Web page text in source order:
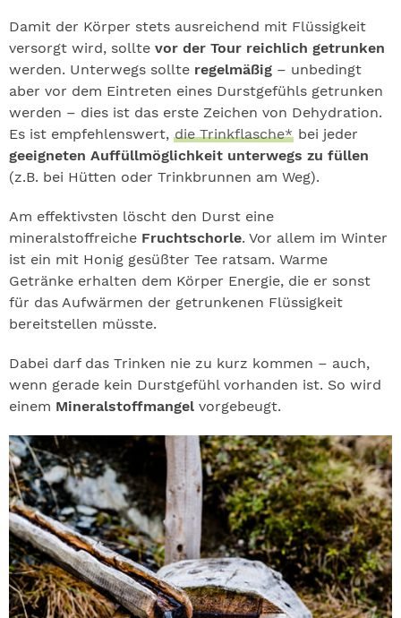
Damit der Körper stets ausreichend mit Flüssigkeit
versorgt wird, sollte vor der Tour reichlich getrunken
werden. Unterwegs sollte regelmäßig – unbedingt
aber vor dem Eintreten eines Durstgefühls getrunken
werden – dies ist das erste Zeichen von Dehydration.
Es ist empfehlenswert, die Trinkflasche* bei jeder
geeigneten Auffüllmöglichkeit unterwegs zu füllen
(z.B. bei Hütten oder Trinkbrunnen am Weg).
Am effektivsten löscht den Durst eine
mineralstoffreiche Fruchtschorle. Vor allem im Winter
ist ein mit Honig gesüßter Tee ratsam. Warme
Getränke erhalten dem Körper Energie, die er sonst
für das Aufwärmen der getrunkenen Flüssigkeit
bereitstellen müsste.
Dabei darf das Trinken nie zu kurz kommen – auch,
wenn gerade kein Durstgefühl vorhanden ist. So wird
einem Mineralstoffmangel vorgebeugt.